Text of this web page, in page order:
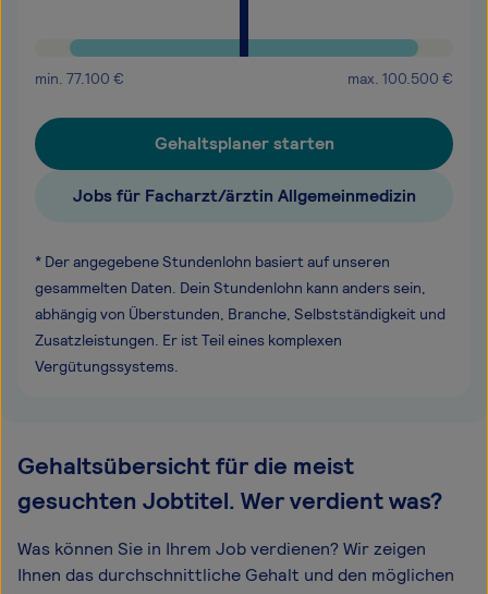
min. 77.100 € max. 100.500 €
Gehaltsplaner starten
Jobs für Facharzt/ärztin Allgemeinmedizin
* Der angegebene Stundenlohn basiert auf unseren
gesammelten Daten. Dein Stundenlohn kann anders sein,
abhängig von Überstunden, Branche, Selbstständigkeit und
Zusatzleistungen. Er ist Teil eines komplexen
Vergütungssystems.
Gehaltsübersicht für die meist
gesuchten Jobtitel. Wer verdient was?
Was können Sie in Ihrem Job verdienen? Wir zeigen
Ihnen das durchschnittliche Gehalt und den möglichen